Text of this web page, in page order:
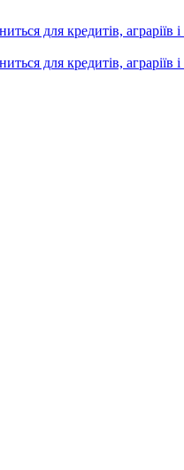
для кредитів, аграріїв і
для кредитів, аграріїв і